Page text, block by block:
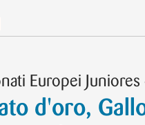
Europei
d'oro,